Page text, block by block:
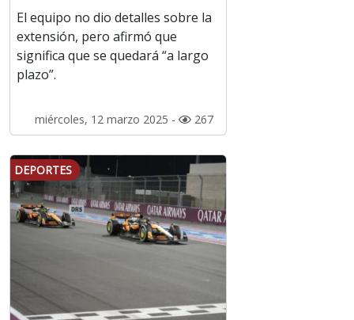
El equipo no dio detalles sobre la
extensión, pero afirmó que
significa que se quedará “a largo
plazo”.
miércoles, 12 marzo 2025 - 267
DEPORTES